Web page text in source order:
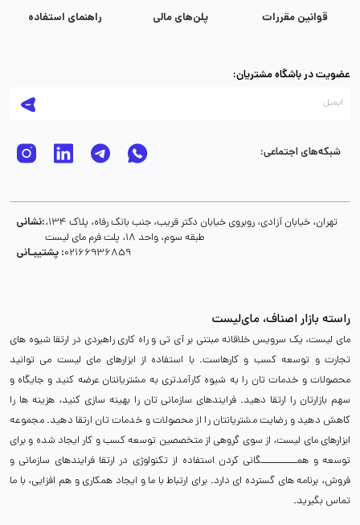
راهنمای استفاده پلن‌های مالی قوانین مقررات
عضویت در باشگاه مشتریان:
شبکه‌های اجتماعی:
نشانی:تهران، خیابان آزادی، روبروی خیابان دکتر قریب، جنب بانک رفاه، پلاک 134،
طبقه سوم، واحد 18، پلت فرم مای لیست
پشتیبـانی :02166936859
راسته بازار اصناف، مای‌لیست
مای لیست، یک سرویس خلاقانه مبتنی بر آی تی و راه کاری راهبردی در ارتقا شیوه های
تجارت و توسعه کسب و کارهاست. با استفاده از ابزارهای مای لیست می توانید
محصولات و خدمات تان را به شیوه کارآمدتری به مشتریانتان عرضه کنید و جایگاه و
سهم بازارتان را ارتقا دهید. فرایندهای سازمانی تان را بهینه سازی کنید، هزینه ها را
کاهش دهید و رضایت مشتریانتان را از محصولات و خدمات تان ارتقا دهید. مجموعه
ابزارهای مای لیست، از سوی گروهی از متخصصین توسعه کسب و کار ایجاد شده و برای
توسعه و همـــــــــــگانی کردن استفاده از تکنولوژی در ارتقا فرایندهای سازمانی و
فروش، برنامه های گسترده ای دارد. برای ارتباط با ما و ایجاد همکاری و هم افزایی، با ما
تماس بگیرید.